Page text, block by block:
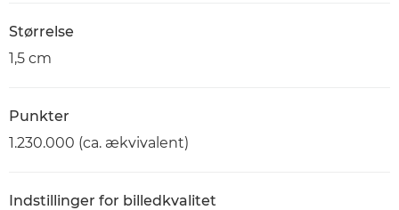
Størrelse
1,5 cm
Punkter
1.230.000 (ca. ækvivalent)
Indstillinger for billedkvalitet